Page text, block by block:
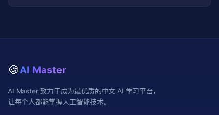
🍪AI Master
AI Master 致力于成为最优质的中文 AI 学习平台，
让每个人都能掌握人工智能技术。